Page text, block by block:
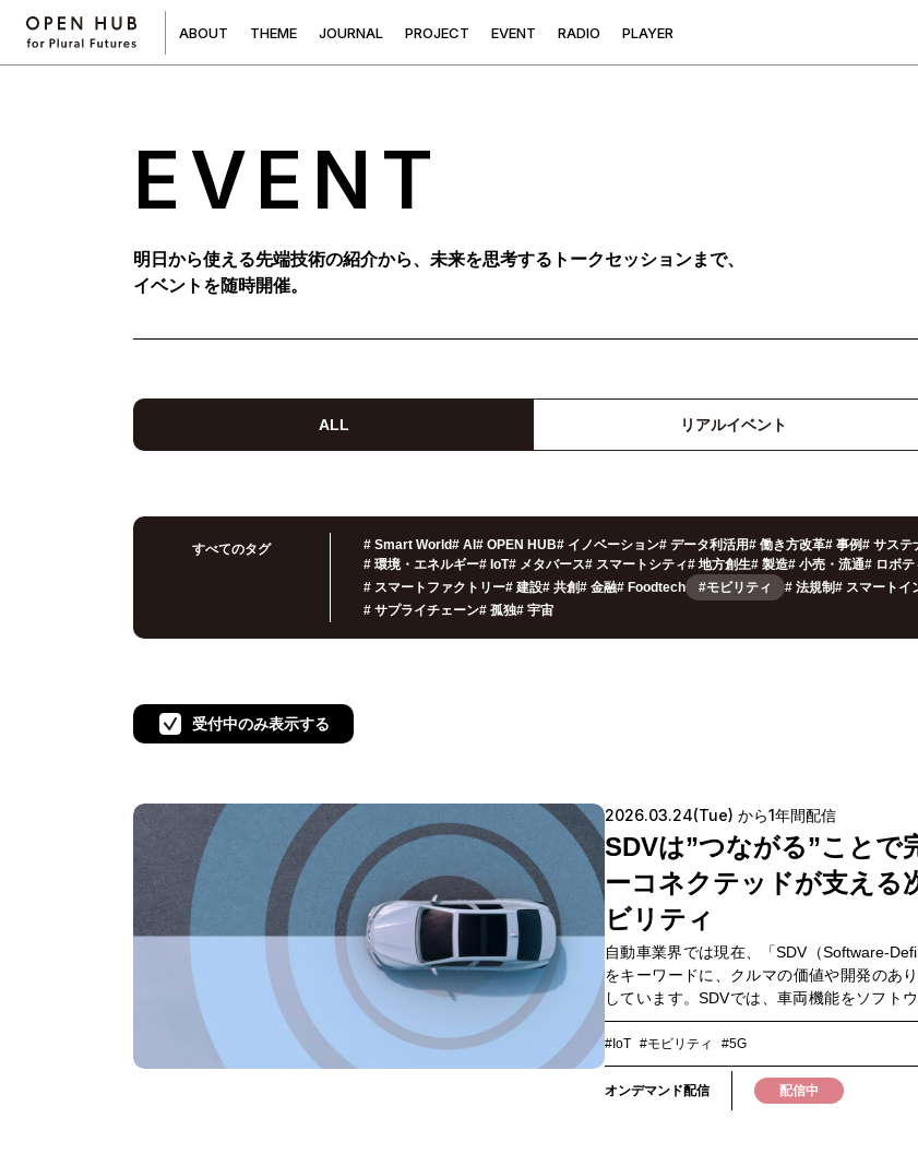
ABOUT THEME JOURNAL PROJECT EVENT RADIO PLAYER
EVENT
明日から使える先端技術の紹介から、未来を思考するトークセッションまで、
イベントを随時開催。
ALL リアルイベント
すべてのタグ # Smart World# AI # OPEN HUB# イノベーション# データ利活用# 働き方改革# 事例# サステ
# 環境・エネルギー# IoT# メタバース# スマートシティ# 地方創生# 製造# 小売・流通# ロボ
# スマートファクトリー# 建設# 共創# 金融# Foodtech #モビリティ # 法規制# スマートイ
# サプライチェーン# 孤独# 宇宙
受付中のみ表示する
2026.03.24(Tue) から1年間配信
SDVは”つながる”ことで
ーコネクテッドが支える
ビリティ
自動車業界では現在、「SDV（Software-
をキーワードに、クルマの価値や開発のあ
しています。SDVでは、車両機能をソフト
続的に進化させることが前提となり、OTA
アルタイムデータ活用などを通じて、車両の
ながら高めていくモデル」へと移行してい
要となるのが、車両・クラウド・データを常
クティビティ」です。SDVは車載ソフトウェ
#IoT #モビリティ #5G
オンデマンド配信 配信中